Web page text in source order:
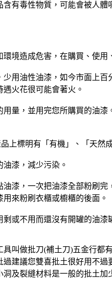
含有毒性物質，可能會被人
境造成危害，在購買、使
用油性油漆，如今市面上百
火花很可能會著火。
量，並用完您所購買的油漆
上標明有「有機」、「天然
漆，減少污染。
漆，一次把油漆全部粉刷完
來粉刷衣櫃或櫥櫃的後面。
或不用而還沒有開罐的油漆
具叫做批刀(補土刀)五金行都
過建議您雙喜批土很好用不
洞及裂縫材料是一般的批土